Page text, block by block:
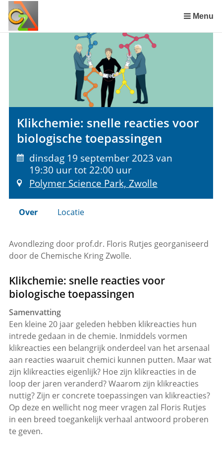
links
over
menu
Menu
Klikchemie: snelle reacties voor
biologische toepassingen
dinsdag 19 september 2023 van
19:30 uur tot 22:00 uur
Polymer Science Park, Zwolle
Over Locatie
Avondlezing door prof.dr. Floris Rutjes georganiseerd
door de Chemische Kring Zwolle.
Klikchemie: snelle reacties voor
biologische toepassingen
Samenvatting
Een kleine 20 jaar geleden hebben klikreacties hun
intrede gedaan in de chemie. Inmiddels vormen
klikreacties een belangrijk onderdeel van het arsenaal
aan reacties waaruit chemici kunnen putten. Maar wat
zijn klikreacties eigenlijk? Hoe zijn klikreacties in de
loop der jaren veranderd? Waarom zijn klikreacties
nuttig? Zijn er concrete toepassingen van klikreacties?
Op deze en wellicht nog meer vragen zal Floris Rutjes
in een breed toegankelijk verhaal antwoord proberen
te geven.